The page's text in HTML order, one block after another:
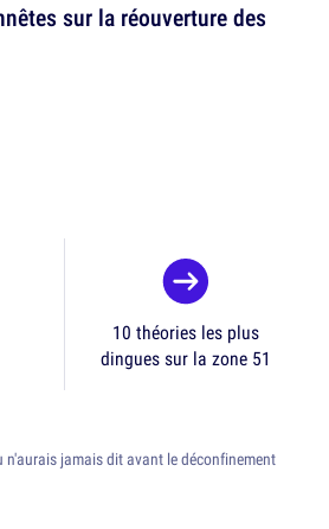
sur la réouverture des
10 théories les plus
dingues sur la zone 51
n'aurais jamais dit avant le déconfinement